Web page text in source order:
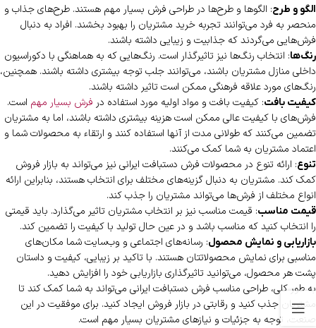
الگو و طرح: الگوها و طرح‌ها در طراحی فرش بسیار مهم هستند. طرح‌های جذاب و
منحصر به فرد می‌توانند تجربه خرید مشتریان را بهبود بخشند. افراد به دنبال
فرش‌هایی می‌گردند که جذابیت و زیبایی داشته باشند.
رنگ‌ها: انتخاب رنگ‌ها نیز تاثیرگذار است. رنگ‌هایی که به هماهنگی با دکوراسیون
داخلی منازل مشتریان باشند، می‌توانند جلب توجه بیشتری داشته باشند. همچنین،
رنگ‌های مورد علاقه فرهنگی ممکن است تاثیر داشته باشند.
کیفیت بافت: کیفیت بافت و مواد اولیه مورد استفاده در فرش بسیار مهم است.
فرش‌های با کیفیت عالی ممکن است هزینه بیشتری داشته باشند، اما به مشتریان
تضمین می‌کنند که طولانی مدت از آنها استفاده کنند و ارتقاء به محصولات شما و
اعتماد مشتریان به شما کمک می‌کنند.
تنوع: ارائه تنوع در محصولات فرش دستبافت ایرانی نیز می‌تواند به بازار فروش
کمک کند. مشتریان به دنبال گزینه‌های مختلف برای انتخاب هستند، بنابراین ارائه
انواع مختلف از فرش‌ها می‌تواند مشتریان را جذب کند.
قیمت مناسب: قیمت مناسب نیز بر انتخاب مشتریان تاثیر می‌گذارد. باید قیمتی
را انتخاب کنید که مناسب باشد و در عین حال تولید با کیفیت را تضمین کند.
بازاریابی و نمایش محصول: رسانه‌های اجتماعی و وب‌سایت شما مکان‌های
مناسبی برای نمایش محصولاتتان هستند. با تاکید بر زیبایی، کیفیت و داستان
پشت هر محصول، می‌توانید تاثیرگذاری بازاریابی خود را افزایش دهید.
به طور کلی، طراحی مناسب فرش دستبافت ایرانی می‌تواند به شما کمک کند تا
مشتریان جذب کنید و رقابتی در بازار فروش ایجاد کنید. برای موفقیت در این
صنعت، توجه به جزئیات و نیازهای مشتریان بسیار مهم است.